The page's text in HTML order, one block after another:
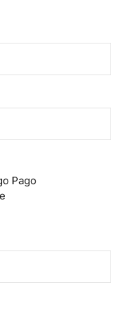
Pago